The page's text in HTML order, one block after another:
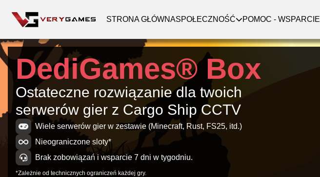
STRONA GŁÓWNASPOŁECZNOŚĆ POMOC - WSPARCIE
DediGames® Box
Ostateczne rozwiązanie dla twoich
serwerów gier z Cargo Ship CCTV
Wiele serwerów gier w zestawie (Minecraft, Rust, FS25, itd.)
Nieograniczone sloty*
Brak zobowiązań i wsparcie 7 dni w tygodniu.
*Zależnie od technicznych ograniczeń każdej gry.